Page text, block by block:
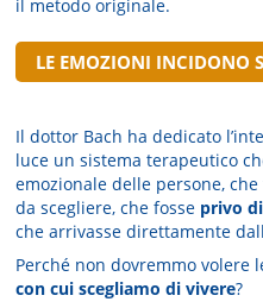
il metodo originale.
LE EMOZIONI INCIDONO
Il dottor Bach ha dedicato
luce un sistema terapeutico
emozionale delle persone,
da scegliere, che fosse privo
che arrivasse direttamente
Perché non dovremmo volere
con cui scegliamo di vivere?